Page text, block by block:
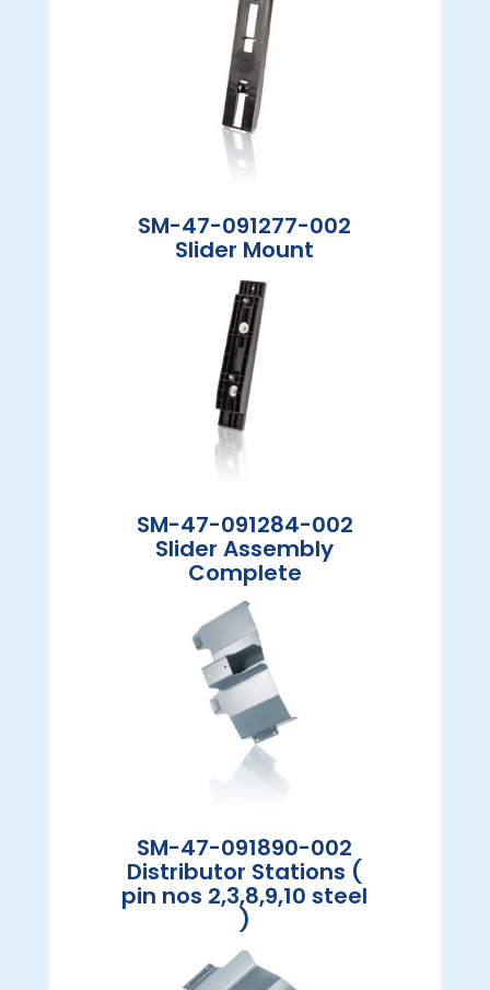
SM-47-091277-002
Slider Mount
SM-47-091284-002
Slider Assembly
Complete
SM-47-091890-002
Distributor Stations (
pin nos 2,3,8,9,10 steel
)